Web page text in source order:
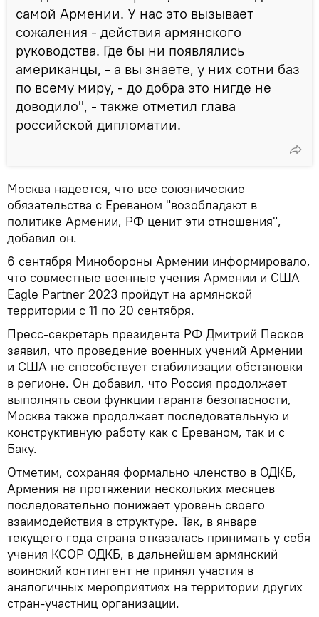
самой Армении. У нас это вызывает
сожаления - действия армянского
руководства. Где бы ни появлялись
американцы, - а вы знаете, у них сотни баз
по всему миру, - до добра это нигде не
доводило", - также отметил глава
российской дипломатии.
Москва надеется, что все союзнические
обязательства с Ереваном "возобладают в
политике Армении, РФ ценит эти отношения",
добавил он.
6 сентября Минобороны Армении информировало,
что совместные военные учения Армении и США
Eagle Partner 2023 пройдут на армянской
территории с 11 по 20 сентября.
Пресс-секретарь президента РФ Дмитрий Песков
заявил, что проведение военных учений Армении
и США не способствует стабилизации обстановки
в регионе. Он добавил, что Россия продолжает
выполнять свои функции гаранта безопасности,
Москва также продолжает последовательную и
конструктивную работу как с Ереваном, так и с
Баку.
Отметим, сохраняя формально членство в ОДКБ,
Армения на протяжении нескольких месяцев
последовательно понижает уровень своего
взаимодействия в структуре. Так, в январе
текущего года страна отказалась принимать у себя
учения КСОР ОДКБ, в дальнейшем армянский
воинский контингент не принял участия в
аналогичных мероприятиях на территории других
стран-участниц организации.